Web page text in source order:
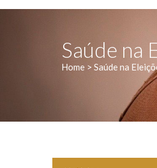
Saúde na
Home > Saúde na